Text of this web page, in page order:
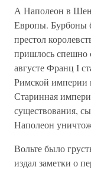
А Наполеон в
Европы. Бурбоны
престол
пришлось спешно
августе Франц I
Римской империи
Старинная
существования,
Наполеон
Вольте было
издал заметки о